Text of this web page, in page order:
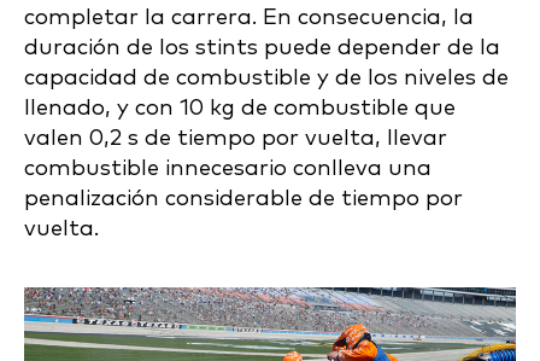
completar la carrera. En consecuencia, la
duración de los stints puede depender de la
capacidad de combustible y de los niveles de
llenado, y con 10 kg de combustible que
valen 0,2 s de tiempo por vuelta, llevar
combustible innecesario conlleva una
penalización considerable de tiempo por
vuelta.